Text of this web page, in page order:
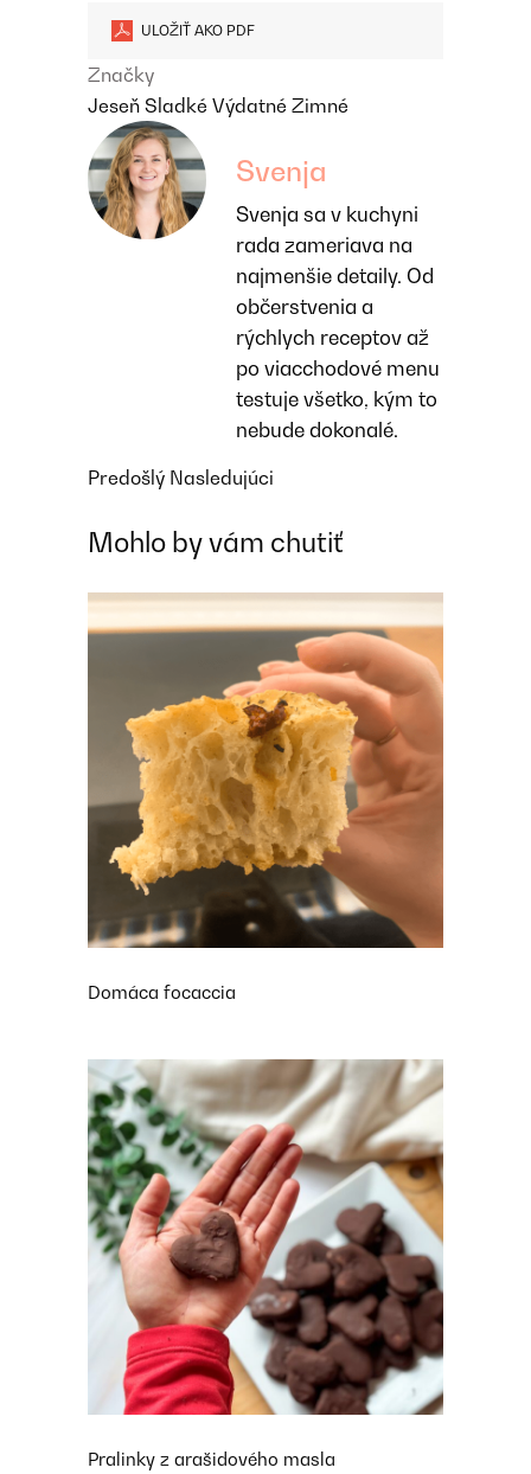
ULOŽIŤ AKO PDF
Značky
Jeseň Sladké Výdatné Zimné
Svenja
Svenja sa v kuchyni
rada zameriava na
najmenšie detaily. Od
občerstvenia a
rýchlych receptov až
po viacchodové menu
testuje všetko, kým to
nebude dokonalé.
Predošlý Nasledujúci
Mohlo by vám chutiť
Domáca focaccia
Pralinky z arašidového masla